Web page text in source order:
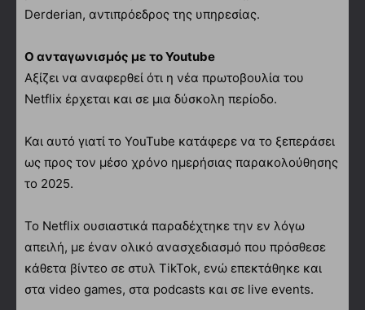
Derderian, αντιπρόεδρος της υπηρεσίας.
Ο ανταγωνισμός με το Youtube
Αξίζει να αναφερθεί ότι η νέα πρωτοβουλία του
Netflix έρχεται και σε μια δύσκολη περίοδο.
Και αυτό γιατί το YouTube κατάφερε να το ξεπεράσει
ως προς τον μέσο χρόνο ημερήσιας παρακολούθησης
το 2025.
Το Netflix ουσιαστικά παραδέχτηκε την εν λόγω
απειλή, με έναν ολικό ανασχεδιασμό που πρόσθεσε
κάθετα βίντεο σε στυλ TikTok, ενώ επεκτάθηκε και
στα video games, στα podcasts και σε live events.